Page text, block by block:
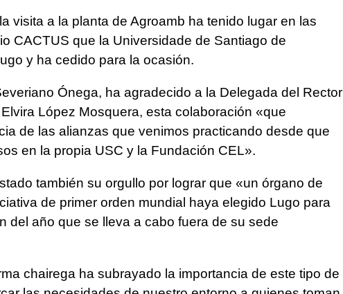
visita a la planta de Agroamb ha tenido lugar en las
CACTUS que la Universidade de Santiago de
y ha cedido para la ocasión.
Ónega, ha agradecido a la Delegada del Rector
López Mosquera, esta colaboración «que
de las alianzas que venimos practicando desde que
en la propia USC y la Fundación CEL».
también su orgullo por lograr que «un órgano de
de primer orden mundial haya elegido Lugo para
del año que se lleva a cabo fuera de su sede
chairega ha subrayado la importancia de este tipo de